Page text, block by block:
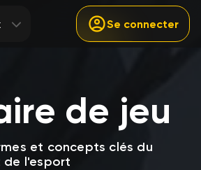
Se connecter
de jeu
et concepts clés du
de l'esport